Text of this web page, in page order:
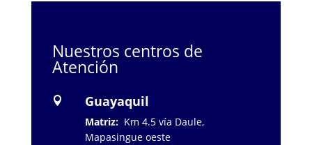
Nuestros centros de
Atención
 Guayaquil
Matriz: Km 4.5 vía Daule,
Mapasingue oeste